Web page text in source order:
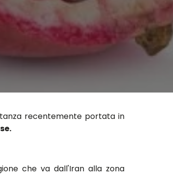
recentemente portata in
che va dall'Iran alla zona